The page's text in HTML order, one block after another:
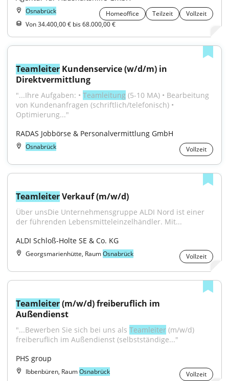
Osnabrück Homeoffice Teilzeit
Vollzeit
Von 34.400,00 € bis 68.000,00 €
Teamleiter Kundenservice (w/d/m) in
Direktvermittlung
"...Ihre Aufgaben: • Teamleitung (5-10 MA) • Bearbeitung
von Kundenanfragen (schriftlich/telefonisch) •
Optimierung..."
RADAS Jobbörse & Personalvermittlung GmbH
Osnabrück Vollzeit
Teamleiter Verkauf (m/w/d)
Über unsDie Unternehmensgruppe ALDI Nord ist einer
der führenden Lebensmitteleinzelhändler. Mit...
ALDI Schloß-Holte SE & Co. KG
Georgsmarienhütte, RaumOsnabrück Vollzeit
Teamleiter (m/w/d) freiberuflich im
Außendienst
"...Bewerben Sie sich bei uns als Teamleiter (m/w/d)
freiberuflich im Außendienst (selbstständige..."
PHS group
Ibbenbüren, RaumOsnabrück Vollzeit